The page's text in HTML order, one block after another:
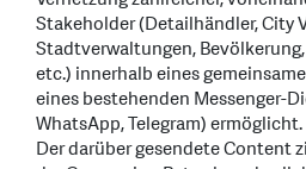
Stakeholder (Detailhändler, City
Stadtverwaltungen,
etc.) innerhalb eines
eines bestehenden Messenger-
WhatsApp, Telegram) ermöglicht.
Der darüber gesendete Content